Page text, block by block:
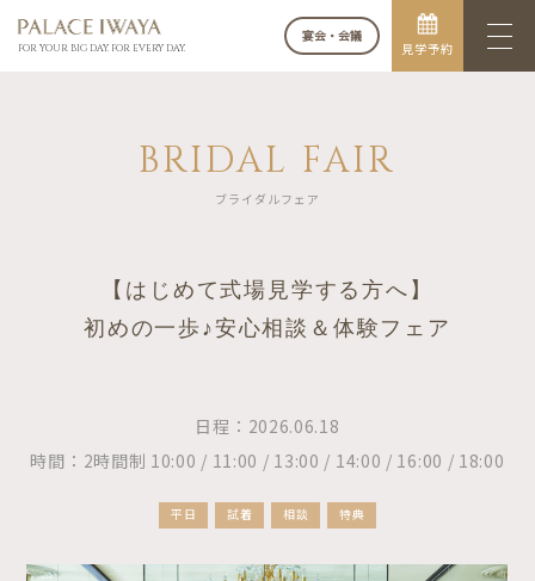
FOR YOUR BIG DAY. FOR EVERY DAY.
宴会・会議
見学予約
BRIDAL FAIR
ブライダルフェア
【はじめて式場見学する方へ】
初めの一歩♪安心相談＆体験フェア
日程：2026.06.18
時間：2時間制 10:00 / 11:00 / 13:00 / 14:00 / 16:00 / 18:00
平日 試着 相談 特典